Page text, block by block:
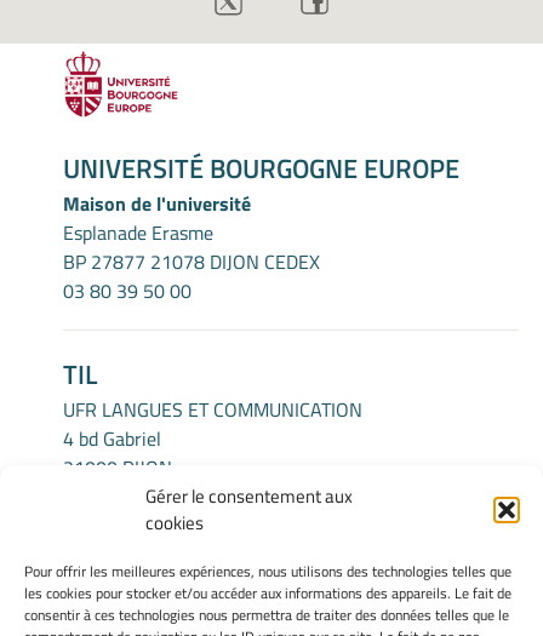
Gérer le consentement aux
cookies
Pour offrir les meilleures expériences, nous utilisons des technologies telles que
les cookies pour stocker et/ou accéder aux informations des appareils. Le fait de
consentir à ces technologies nous permettra de traiter des données telles que le
UNIVERSITÉ BOURGOGNE EUROPE
Maison de l'université
Esplanade Erasme
BP 27877 21078 DIJON CEDEX
03 80 39 50 00
TIL
UFR LANGUES ET COMMUNICATION
4 bd Gabriel
21000 DIJON
Mentions légales
Gérer mes cookies